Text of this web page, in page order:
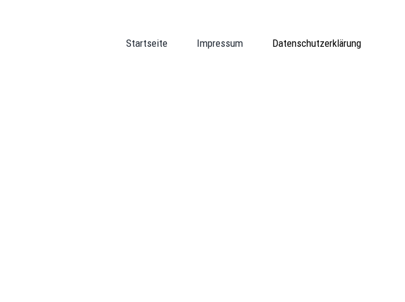
Startseite Impressum Datenschutzerklärung